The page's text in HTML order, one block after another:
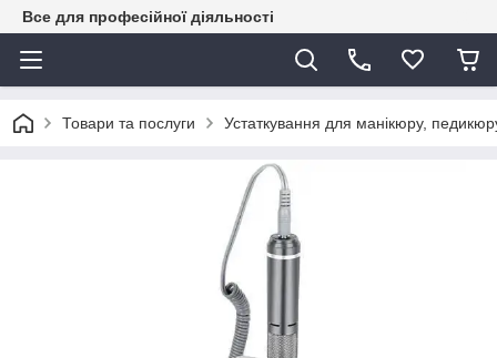
Все для професійної діяльності
Товари та послуги Устаткування для манікюру,